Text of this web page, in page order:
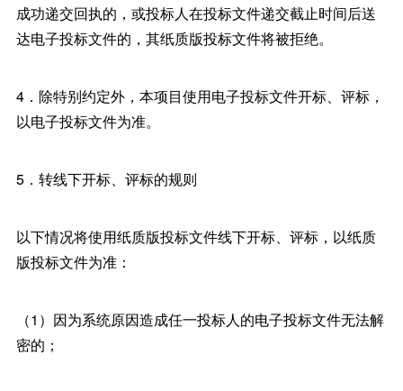
成功递交回执的，或投标人在投标文件递交截止时间后送
达电子投标文件的，其纸质版投标文件将被拒绝。
4．除特别约定外，本项目使用电子投标文件开标、评标，
以电子投标文件为准。
5．转线下开标、评标的规则
以下情况将使用纸质版投标文件线下开标、评标，以纸质
版投标文件为准：
（1）因为系统原因造成任一投标人的电子投标文件无法解
密的；